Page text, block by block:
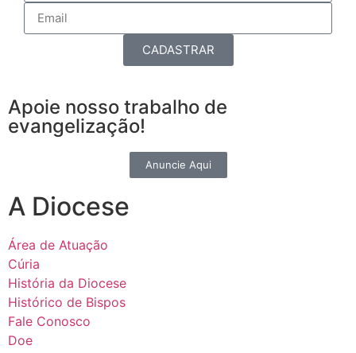
CADASTRAR
Apoie nosso trabalho de
evangelização!
Anuncie Aqui
A Diocese
Área de Atuação
Cúria
História da Diocese
Histórico de Bispos
Fale Conosco
Doe